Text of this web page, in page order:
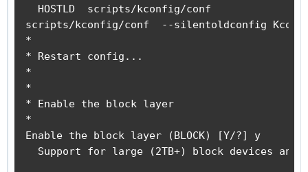
  HOSTLD  scripts/kconfig/conf
scripts/kconfig/conf  --silentoldconfig
*
* Restart config...
*
*
* Enable the block layer
*
Enable the block layer (BLOCK) [Y/?] y
Support for large (2TB+) block devices and